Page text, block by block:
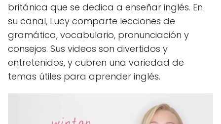
británica que se dedica a enseñar inglés. En
su canal, Lucy comparte lecciones de
gramática, vocabulario, pronunciación y
consejos. Sus videos son divertidos y
entretenidos, y cubren una variedad de
temas útiles para aprender inglés.